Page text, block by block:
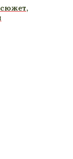
сюжет,